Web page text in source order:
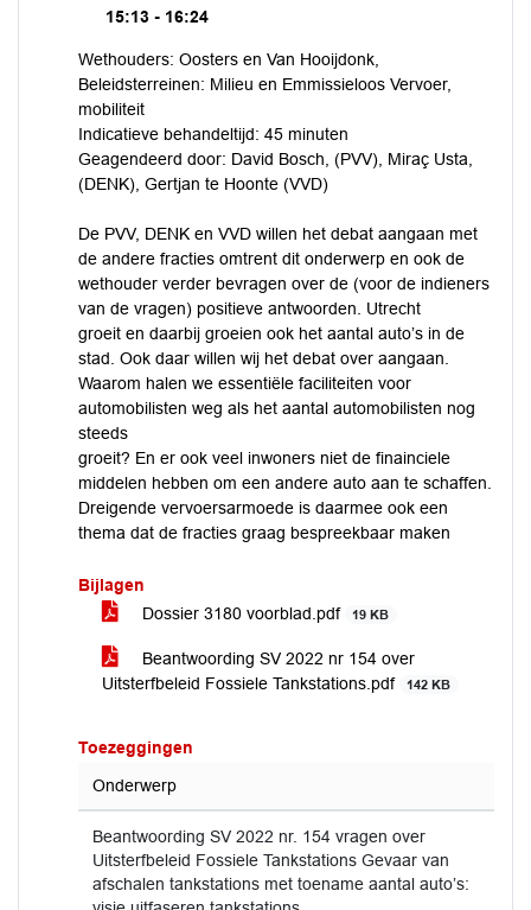
15:13 - 16:24
Wethouders: Oosters en Van Hooijdonk,
Beleidsterreinen: Milieu en Emmissieloos Vervoer,
mobiliteit
Indicatieve behandeltijd: 45 minuten
Geagendeerd door: David Bosch, (PVV), Miraç Usta,
(DENK), Gertjan te Hoonte (VVD)
De PVV, DENK en VVD willen het debat aangaan met
de andere fracties omtrent dit onderwerp en ook de
wethouder verder bevragen over de (voor de indieners
van de vragen) positieve antwoorden. Utrecht
groeit en daarbij groeien ook het aantal auto’s in de
stad. Ook daar willen wij het debat over aangaan.
Waarom halen we essentiële faciliteiten voor
automobilisten weg als het aantal automobilisten nog
steeds
groeit? En er ook veel inwoners niet de finainciele
middelen hebben om een andere auto aan te schaffen.
Dreigende vervoersarmoede is daarmee ook een
thema dat de fracties graag bespreekbaar maken
Bijlagen
Dossier 3180 voorblad.pdf
19 KB
Beantwoording SV 2022 nr 154 over
Uitsterfbeleid Fossiele Tankstations.pdf
142 KB
Toezeggingen
Onderwerp
Beantwoording SV 2022 nr. 154 vragen over
Uitsterfbeleid Fossiele Tankstations Gevaar van
afschalen tankstations met toename aantal auto’s: